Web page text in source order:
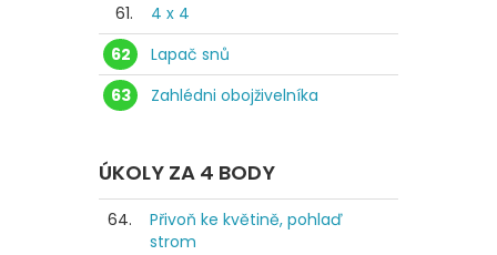
61.
4 x 4
62
Lapač snů
63
Zahlédni obojživelníka
ÚKOLY ZA 4 BODY
64.
Přivoň ke květině, pohlaď
strom